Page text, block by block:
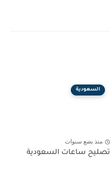
السعودية
منذ بضع سنوات
تصليح ساعات السعودية